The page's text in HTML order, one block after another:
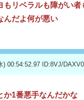
もリベラルも障がい者
んだよ何が悪い
) 00:54:52.97 ID:8VJ/DAXV0
か1番悪手なんだかな